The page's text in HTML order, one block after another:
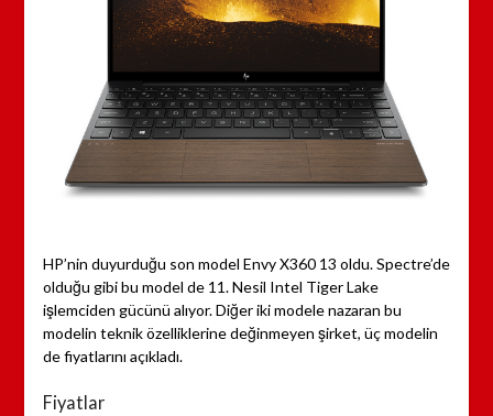
HP’nin duyurduğu son model Envy X360 13 oldu. Spectre’de
olduğu gibi bu model de 11. Nesil Intel Tiger Lake
işlemciden gücünü alıyor. Diğer iki modele nazaran bu
modelin teknik özelliklerine değinmeyen şirket, üç modelin
de fiyatlarını açıkladı.
Fiyatlar